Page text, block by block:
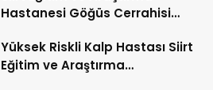
Hastanesi Göğüs Cerrahisi
“Akciğer Nodülleri Her Zaman
Kanser Anlamına Gelmez”
Yüksek Riskli Kalp Hastası Siirt
Eğitim ve Araştırma